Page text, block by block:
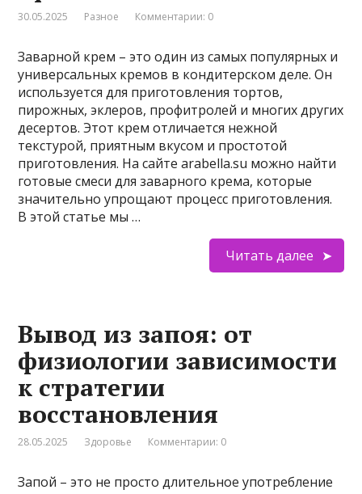
30.05.2025 Разное Комментарии: 0
Заварной крем – это один из самых популярных и
универсальных кремов в кондитерском деле. Он
используется для приготовления тортов,
пирожных, эклеров, профитролей и многих других
десертов. Этот крем отличается нежной
текстурой, приятным вкусом и простотой
приготовления. На сайте arabella.su можно найти
готовые смеси для заварного крема, которые
значительно упрощают процесс приготовления.
В этой статье мы …
Читать далее
Вывод из запоя: от
физиологии зависимости
к стратегии
восстановления
28.05.2025 Здоровье Комментарии: 0
Запой – это не просто длительное употребление